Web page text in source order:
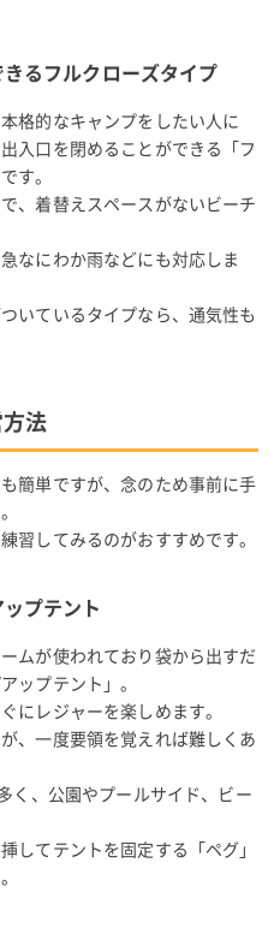
るフルクローズタイプ
格的なキャンプをしたい人に
入口を閉めることができる「フ
す。
、着替えスペースがないビーチ
なにわか雨などにも対応しま
いているタイプなら、通気性も
法
簡単ですが、念のため事前に手
習してみるのがおすすめです。
プテント
ムが使われており袋から出すだ
ップテント」。
にレジャーを楽しめます。
、一度要領を覚えれば難しくあ
く、公園やプールサイド、ビー
してテントを固定する「ペグ」